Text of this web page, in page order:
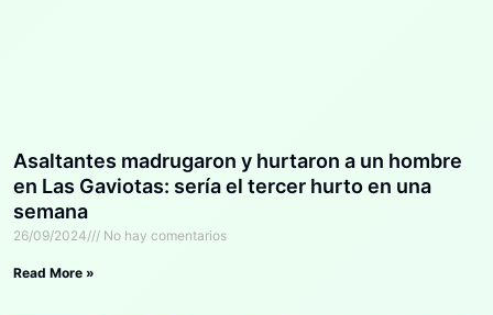
Asaltantes madrugaron y hurtaron a un hombre
en Las Gaviotas: sería el tercer hurto en una
semana
26/09/2024 No hay comentarios
Read More »